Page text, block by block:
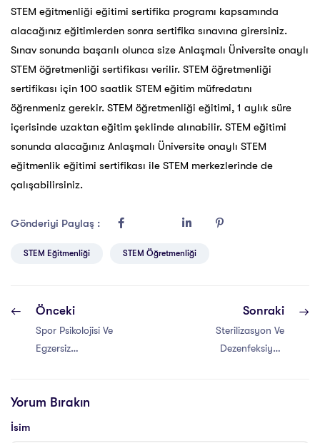
STEM eğitmenliği eğitimi sertifika programı kapsamında
alacağınız eğitimlerden sonra sertifika sınavına girersiniz.
Sınav sonunda başarılı olunca size Anlaşmalı Üniversite onaylı
STEM öğretmenliği sertifikası verilir. STEM öğretmenliği
sertifikası için 100 saatlik STEM eğitim müfredatını
öğrenmeniz gerekir. STEM öğretmenliği eğitimi, 1 aylık süre
içerisinde uzaktan eğitim şeklinde alınabilir. STEM eğitimi
sonunda alacağınız Anlaşmalı Üniversite onaylı STEM
eğitmenlik eğitimi sertifikası ile STEM merkezlerinde de
çalışabilirsiniz.
Gönderiyi Paylaş :
STEM Eğitmenliği STEM Öğretmenliği
Önceki
Spor Psikolojisi Ve
Egzersiz
Sonraki
Sterilizasyon Ve
Dezenfeksiyon
Yorum Bırakın
İsim